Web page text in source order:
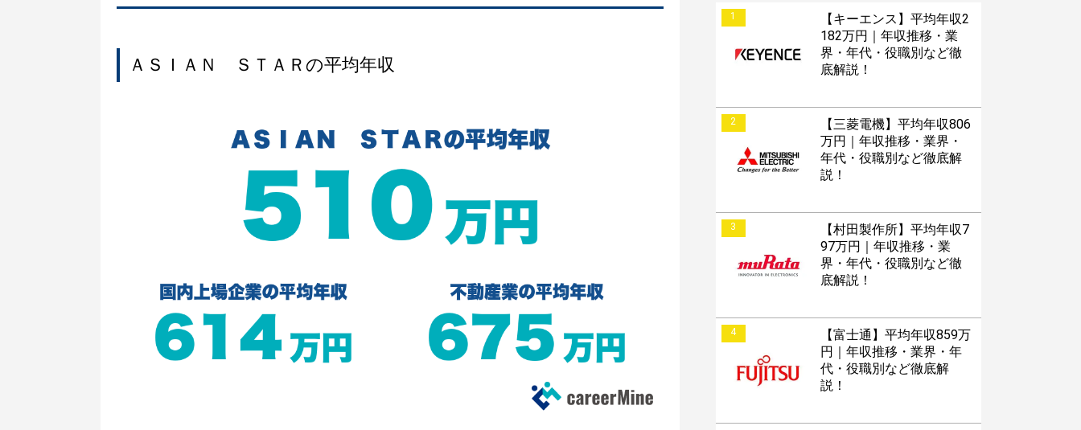
ＡＳＩＡＮ ＳＴＡＲの平均年収
1
【キーエンス】平均年収2
182万円｜年収推移・業
界・年代・役職別など徹
底解説！
2
【三菱電機】平均年収806
万円｜年収推移・業界・
年代・役職別など徹底解
説！
3
【村田製作所】平均年収7
97万円｜年収推移・業
界・年代・役職別など徹
底解説！
4
【富士通】平均年収859万
円｜年収推移・業界・年
代・役職別など徹底解
説！